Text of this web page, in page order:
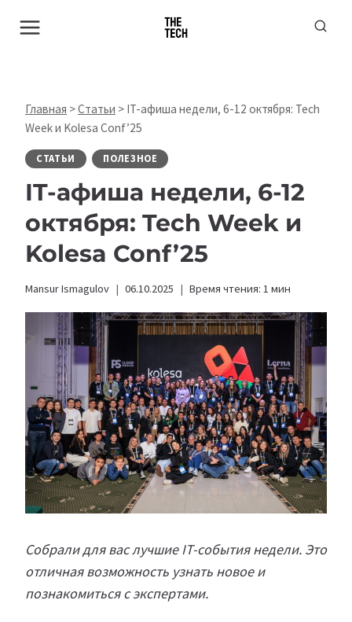
Главная >Статьи > IT-афиша недели, 6-12 октября: Tech
Week и Kolesa Conf’25
СТАТЬИ ПОЛЕЗНОЕ
IT-афиша недели, 6-12
октября: Tech Week и
Kolesa Conf’25
Mansur Ismagulov 06.10.2025 Время чтения: 1 мин
Собрали для вас лучшие IT-события недели. Это
отличная возможность узнать новое и
познакомиться с экспертами.